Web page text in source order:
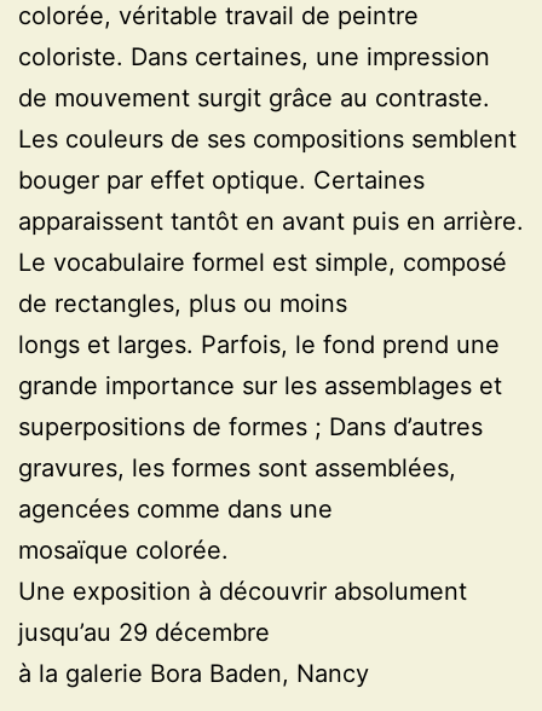
colorée, véritable travail de peintre
coloriste. Dans certaines, une impression
de mouvement surgit grâce au contraste.
Les couleurs de ses compositions semblent
bouger par effet optique. Certaines
apparaissent tantôt en avant puis en arrière.
Le vocabulaire formel est simple, composé
de rectangles, plus ou moins
longs et larges. Parfois, le fond prend une
grande importance sur les assemblages et
superpositions de formes ; Dans d’autres
gravures, les formes sont assemblées,
agencées comme dans une
mosaïque colorée.
Une exposition à découvrir absolument
jusqu’au 29 décembre
à la galerie Bora Baden, Nancy